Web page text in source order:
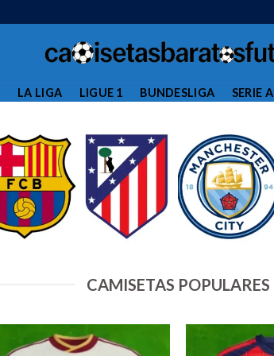
LA LIGA LIGUE 1 BUNDESLIGA SERIE A
CAMISETAS POPULARES